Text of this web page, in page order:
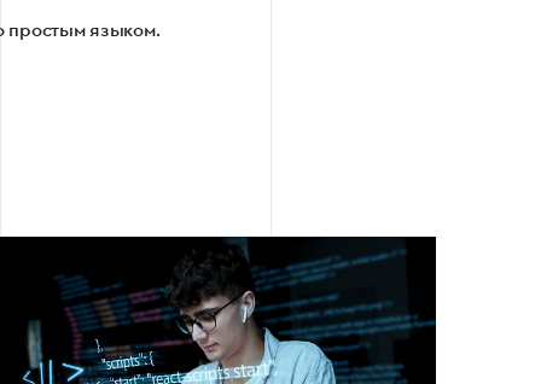
простым языком.